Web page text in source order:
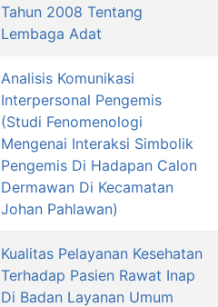
Tahun 2008 Tentang
Lembaga Adat
Analisis Komunikasi
Interpersonal Pengemis
(Studi Fenomenologi
Mengenai Interaksi Simbolik
Pengemis Di Hadapan Calon
Dermawan Di Kecamatan
Johan Pahlawan)
Kualitas Pelayanan Kesehatan
Terhadap Pasien Rawat Inap
Di Badan Layanan Umum